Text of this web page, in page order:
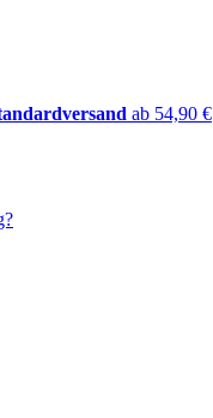
ab 54,90 €